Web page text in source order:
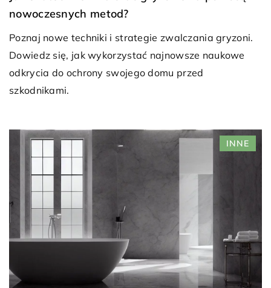
nowoczesnych metod?
Poznaj nowe techniki i strategie zwalczania gryzoni.
Dowiedz się, jak wykorzystać najnowsze naukowe
odkrycia do ochrony swojego domu przed
szkodnikami.
INNE